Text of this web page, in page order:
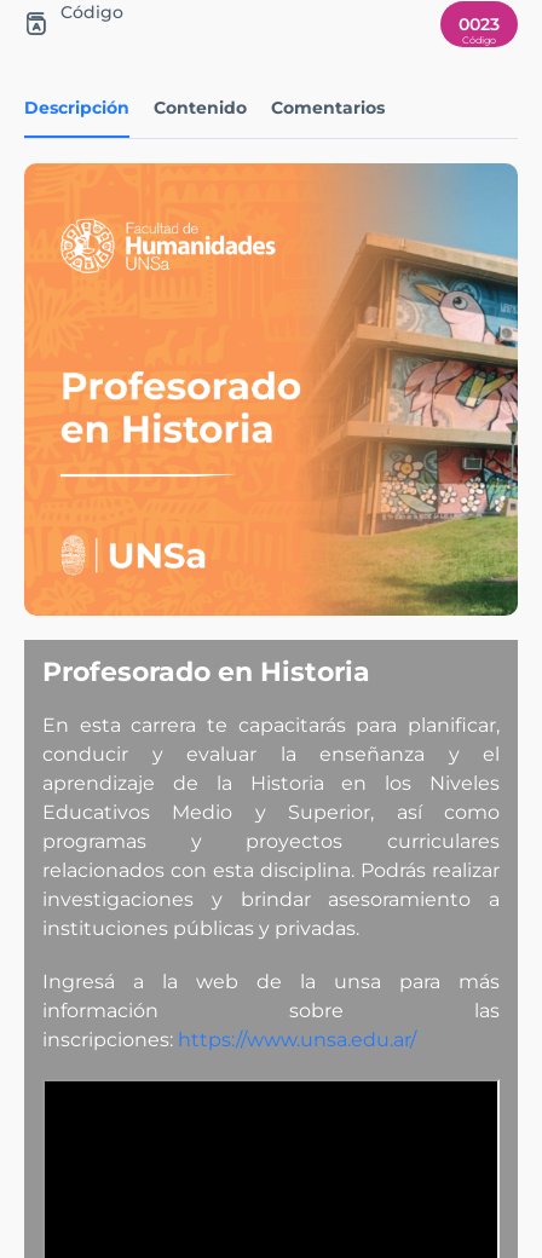
Descripción Contenido Comentarios
Profesorado en Historia
En esta carrera te capacitarás para planificar,
conducir y evaluar la enseñanza y el
aprendizaje de la Historia en los Niveles
Educativos Medio y Superior, así como
programas y proyectos curriculares
relacionados con esta disciplina. Podrás realizar
investigaciones y brindar asesoramiento a
instituciones públicas y privadas.
Ingresá a la web de la unsa para más
información sobre las
inscripciones: https://www.unsa.edu.ar/
Código
0023